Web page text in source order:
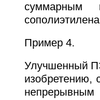
суммарным
Пример 4.
Улучшенный
изобретению,